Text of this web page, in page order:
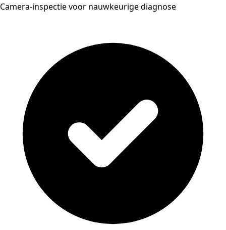
Camera-inspectie voor nauwkeurige diagnose